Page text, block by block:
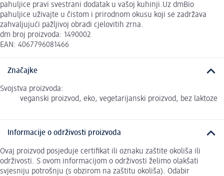
pahuljice pravi svestrani dodatak u vašoj kuhinji.Uz dmBio
pahuljice uživajte u čistom i prirodnom okusu koji se zadržava
zahvaljujući pažljivoj obradi cjelovitih zrna.
dm broj proizvoda: 1490002
EAN: 4067796081466
Značajke
Svojstva proizvoda:
veganski proizvod, eko, vegetarijanski proizvod, bez laktoze
Informacije o održivosti proizvoda
Ovaj proizvod posjeduje certifikat ili oznaku zaštite okoliša ili
održivosti. S ovom informacijom o održivosti želimo olakšati
svjesniju potrošnju (s obzirom na zaštitu okoliša). Odabir